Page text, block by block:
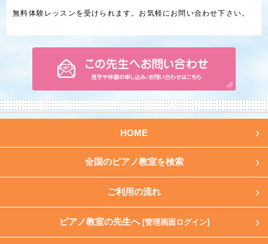
無料体験レッスンを受けられます。お気軽にお問い合わせ下さい。
HOME
全国のピアノ教室を検索
ご利用の流れ
ピアノ教室の先生へ [管理画面ログイン]